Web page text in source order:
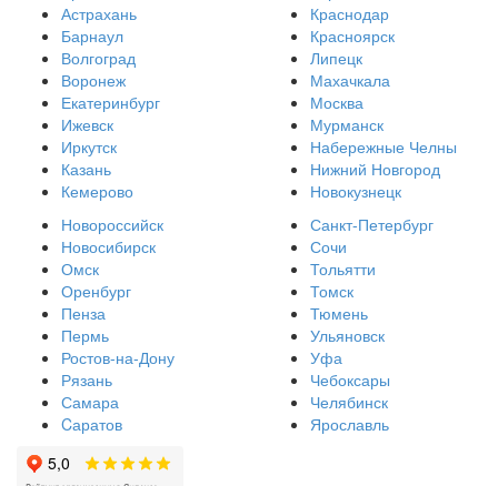
Астрахань
Барнаул
Волгоград
Воронеж
Екатеринбург
Ижевск
Иркутск
Казань
Кемерово
Краснодар
Красноярск
Липецк
Махачкала
Москва
Мурманск
Набережные Челны
Нижний Новгород
Новокузнецк
Новороссийск
Новосибирск
Омск
Оренбург
Пенза
Пермь
Ростов-на-Дону
Рязань
Самара
Cаратов
Санкт-Петербург
Сочи
Тольятти
Томск
Тюмень
Ульяновск
Уфа
Чебоксары
Челябинск
Ярославль